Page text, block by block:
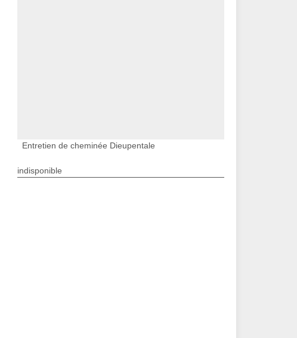
Entretien de cheminée Dieupentale
indisponible